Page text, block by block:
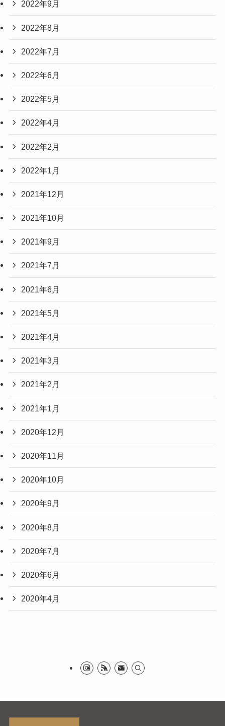
2022年9月
2022年8月
2022年7月
2022年6月
2022年5月
2022年4月
2022年2月
2022年1月
2021年12月
2021年10月
2021年9月
2021年7月
2021年6月
2021年5月
2021年4月
2021年3月
2021年2月
2021年1月
2020年12月
2020年11月
2020年10月
2020年9月
2020年8月
2020年7月
2020年6月
2020年4月